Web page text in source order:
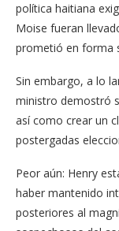
política haitiana
Moise fueran
prometió en forma
Sin embargo, a lo
ministro demostró
así como crear un
pos­tergadas
Peor aún: Henry
haber manteni­do
posteriores al